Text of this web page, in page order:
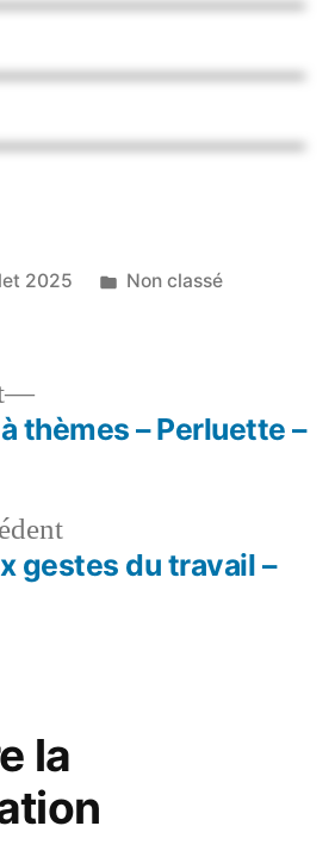
2025 Non classé
gestes du travail –
thèmes – Perluette –
la